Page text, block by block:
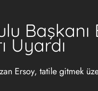
Başkanı
Uyardı
Ersoy, tatile gitmek